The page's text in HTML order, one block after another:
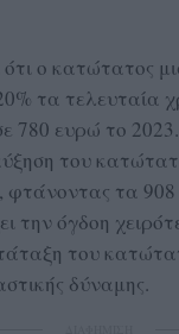
ο κατώτατος
τα τελευταία
780 ευρώ το
του
φτάνοντας τα
την όγδοη
του
δύναμης.